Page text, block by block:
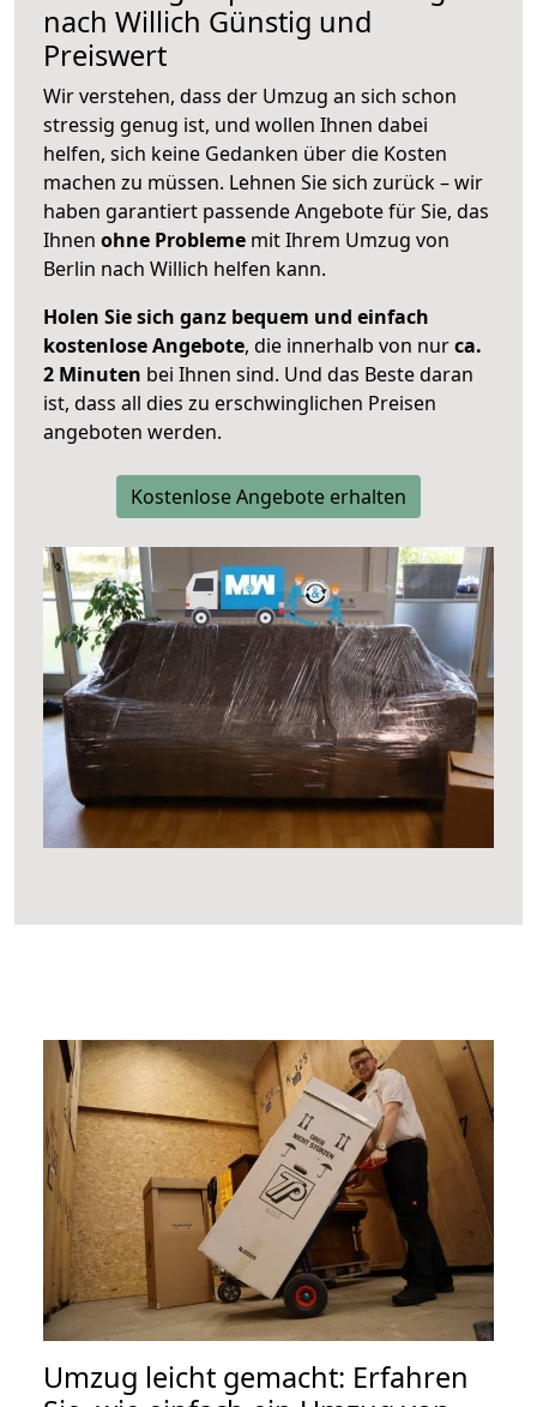
nach Willich Günstig und
Preiswert
Wir verstehen, dass der Umzug an sich schon
stressig genug ist, und wollen Ihnen dabei
helfen, sich keine Gedanken über die Kosten
machen zu müssen. Lehnen Sie sich zurück – wir
haben garantiert passende Angebote für Sie, das
Ihnen ohne Probleme mit Ihrem Umzug von
Berlin nach Willich helfen kann.
Holen Sie sich ganz bequem und einfach
kostenlose Angebote, die innerhalb von nurca.
2 Minuten bei Ihnen sind. Und das Beste daran
ist, dass all dies zu erschwinglichen Preisen
angeboten werden.
Kostenlose Angebote erhalten
Umzug leicht gemacht: Erfahren